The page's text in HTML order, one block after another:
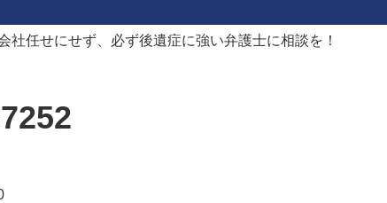
社任せにせず、必ず後遺症に強い弁護士に相談を！